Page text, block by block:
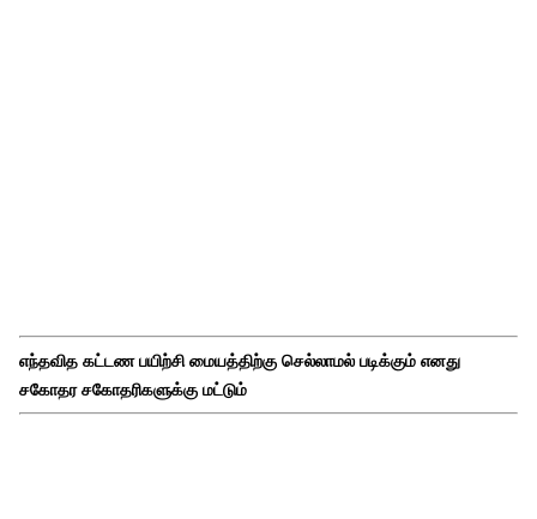
எந்தவித கட்டண பயிற்சி மையத்திற்கு செல்லாமல் படிக்கும் எனது
சகோதர சகோதரிகளுக்கு மட்டும்